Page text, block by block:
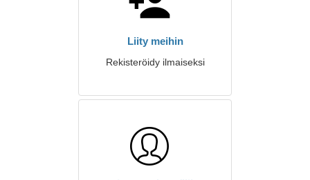
Liity meihin
Rekisteröidy ilmaiseksi